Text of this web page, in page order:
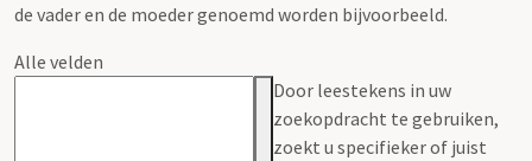
de vader en de moeder genoemd worden bijvoorbeeld.
Alle velden
Door leestekens in uw
zoekopdracht te gebruiken,
zoekt u specifieker of juist